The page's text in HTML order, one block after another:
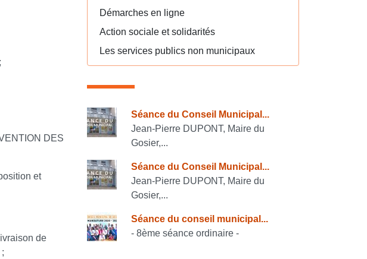
DES
et
de
Démarches en ligne
Action sociale et solidarités
Les services publics non municipaux
Consulter également
Séance du Conseil Municipal...
Jean-Pierre DUPONT, Maire du
Gosier,...
Séance du Conseil Municipal...
Jean-Pierre DUPONT, Maire du
Gosier,...
Séance du conseil municipal...
- 8ème séance ordinaire -